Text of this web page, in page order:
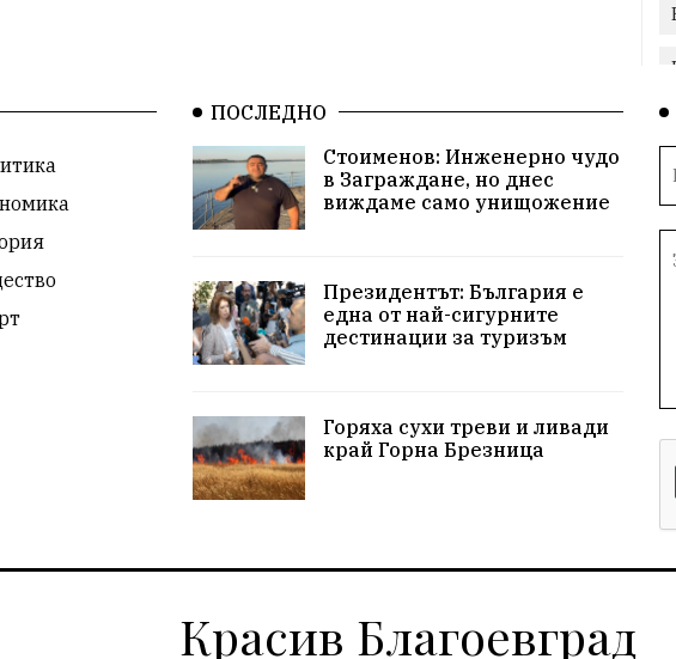
ПОСЛЕДНО
Стоименов: Инженерно чудо
в Заграждане, но днес
виждаме само унищожение
Президентът: България е
една от най-сигурните
дестинации за туризъм
Горяха сухи треви и ливади
край Горна Брезница
Красив Благоевград